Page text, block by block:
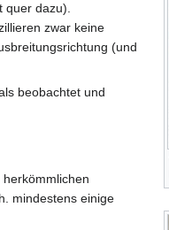
quer dazu).
zwar keine
(und
beobachtet und
mindestens einige